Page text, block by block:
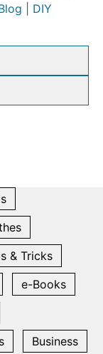
| DIY
& Tricks
e-Books
Business